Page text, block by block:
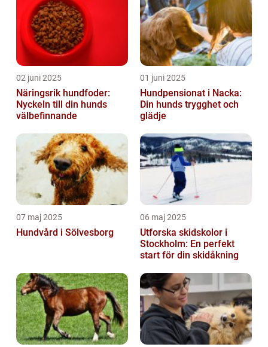
02 juni 2025
Näringsrik hundfoder:
Nyckeln till din hunds
välbefinnande
01 juni 2025
Hundpensionat i Nacka:
Din hunds trygghet och
glädje
07 maj 2025
Hundvård i Sölvesborg
06 maj 2025
Utforska skidskolor i
Stockholm: En perfekt
start för din skidåkning